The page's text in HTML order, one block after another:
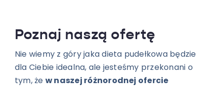
Poznaj naszą ofertę
Nie wiemy z góry jaka dieta pudełkowa będzie
dla Ciebie idealna, ale jesteśmy przekonani o
tym, że w naszej różnorodnej ofercie